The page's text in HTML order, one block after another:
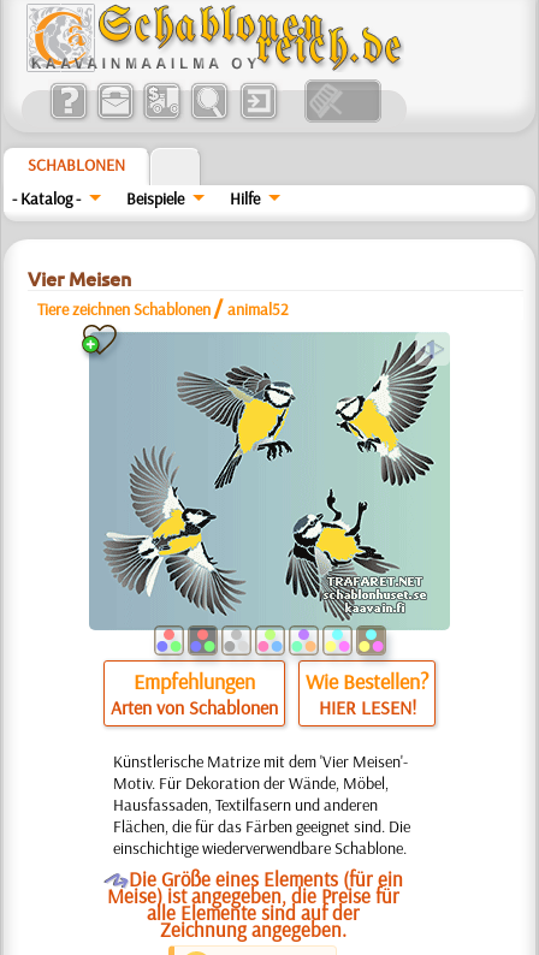
SCHABLONEN
- Katalog -
Beispiele Hilfe
Vier Meisen
Tiere zeichnen Schablonen /animal52
a
Empfehlungen
Arten von Schablonen
Wie Bestellen?
HIER LESEN!
Künstlerische Matrize mit dem 'Vier Meisen'-
Motiv. Für Dekoration der Wände, Möbel,
Hausfassaden, Textilfasern und anderen
Flächen, die für das Färben geeignet sind. Die
einschichtige wiederverwendbare Schablone.
ODie Größe eines Elements (für ein
Meise) ist angegeben, die Preise für
alle Elemente sind auf der
Zeichnung angegeben.